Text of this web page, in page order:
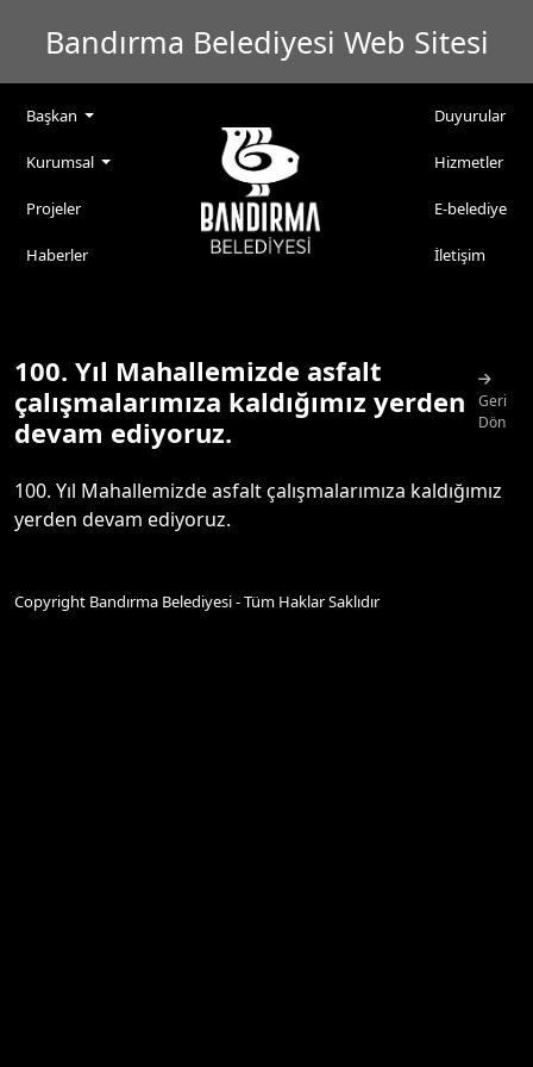
Bandırma Belediyesi Web Sitesi
Başkan
Kurumsal
Projeler
Haberler
Duyurular
Hizmetler
E-belediye
İletişim
100. Yıl Mahallemizde asfalt
çalışmalarımıza kaldığımız yerden
devam ediyoruz.
Geri
Dön
100. Yıl Mahallemizde asfalt çalışmalarımıza kaldığımız
yerden devam ediyoruz.
Copyright Bandırma Belediyesi - Tüm Haklar Saklıdır